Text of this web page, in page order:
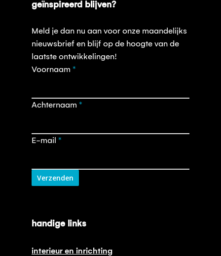
geïnspireerd blijven?
Meld je dan nu aan voor onze maandelijks
nieuwsbrief en blijf op de hoogte van de
laatste ontwikkelingen!
Opt-
Voornaam *
Achternaam *
E-mail *
Verzenden
handige links
interieur en inrichting